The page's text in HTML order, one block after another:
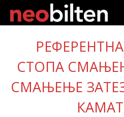
Почетна
Претрага
Актуелно
СТОПА
СМАЊЕЊЕ